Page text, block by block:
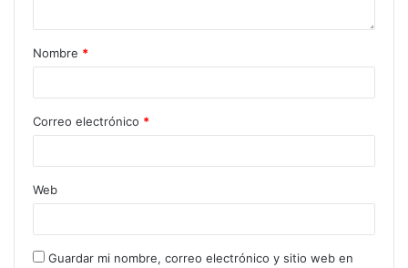
Nombre *
Correo electrónico *
Web
Guardar mi nombre, correo electrónico y sitio web en